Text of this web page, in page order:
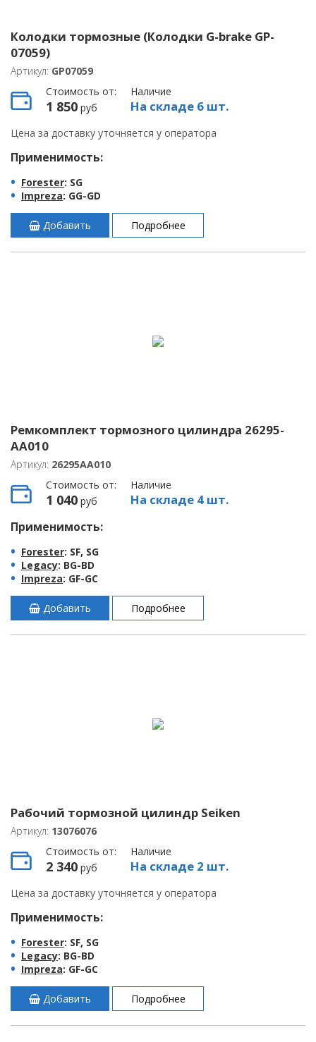
Колодки тормозные (Колодки G-brake GP-
07059)
Артикул: GP07059
Стоимость от:
1 850 руб
Наличие
На складе 6 шт.
Цена за доставку уточняется у оператора
Применимость:
Forester: SG
Impreza: GG-GD
Добавить Подробнее
Ремкомплект тормозного цилиндра 26295-
AA010
Артикул: 26295AA010
Стоимость от:
1 040 руб
Наличие
На складе 4 шт.
Применимость:
Forester: SF, SG
Legacy: BG-BD
Impreza: GF-GC
Добавить Подробнее
Рабочий тормозной цилиндр Seiken
Артикул: 13076076
Стоимость от:
2 340 руб
Наличие
На складе 2 шт.
Цена за доставку уточняется у оператора
Применимость:
Forester: SF, SG
Legacy: BG-BD
Impreza: GF-GC
Добавить Подробнее